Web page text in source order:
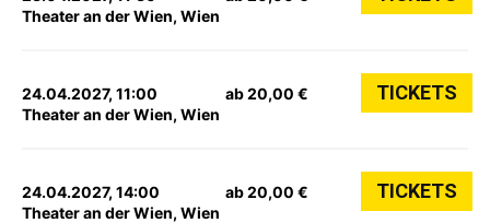
Theater an der Wien, Wien
24.04.2027, 11:00
Theater an der Wien, Wien
ab 20,00 € TICKETS
24.04.2027, 14:00
Theater an der Wien, Wien
ab 20,00 € TICKETS